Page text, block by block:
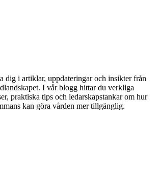
dig i artiklar, uppdateringar och insikter från
I vår blogg hittar du verkliga
praktiska tips och ledarskapstankar om hur
kan göra vården mer tillgänglig.